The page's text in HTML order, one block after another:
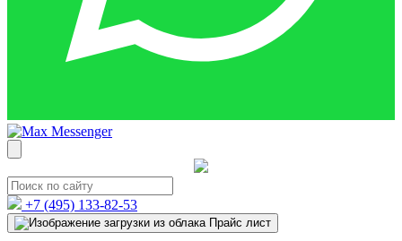
+7 (495) 133-82-53
Прайс лист